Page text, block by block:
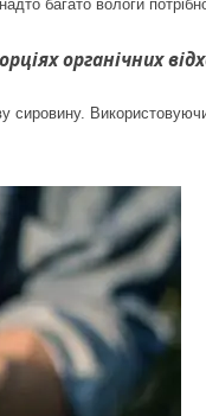
багато вологи
органічних